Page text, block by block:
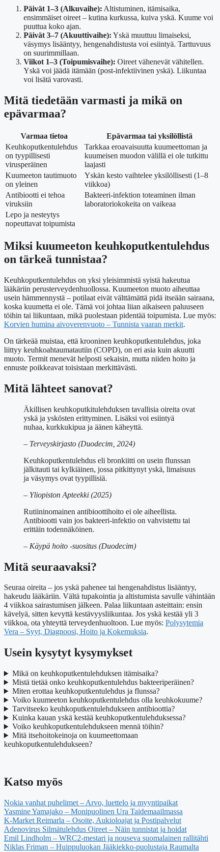
Päivät 1–3 (Alkuvaihe): Altistuminen, itämisaika,
ensimmäiset oireet – kutina kurkussa, kuiva yskä. Kuume voi
puuttua koko ajan.
Päivät 3–7 (Akuuttivaihe): Yskä muuttuu limaiseksi,
väsymys lisääntyy, hengenahdistusta voi esiintyä. Tarttuvuus
on suurimmillaan.
Viikot 1–3 (Toipumisvaihe): Oireet vähenevät vähitellen.
Yskä voi jäädä itämään (post-infektiivinen yskä). Liikuntaa
voi lisätä varovasti.
Mitä tiedetään varmasti ja mikä on
epävarmaa?
Varmaa tietoa
Epävarmaa tai yksilöllistä
Keuhkoputkentulehdus
on tyypillisesti
virusperäinen
Tarkkaa eroavaisuutta kuumeettoman ja
kuumeisen muodon välillä ei ole tutkittu
laajasti
Kuumeeton tautimuoto
on yleinen
Yskän kesto vaihtelee yksilöllisesti (1–8
viikkoa)
Antibiootti ei tehoa
viruksiin
Bakteeri-infektion toteaminen ilman
laboratoriokokeita on vaikeaa
Lepo ja nesteytys
nopeuttavat toipumista
Miksi kuumeeton keuhkoputkentulehdus
on tärkeä tunnistaa?
Keuhkoputkentulehdus on yksi yleisimmistä syistä hakeutua
lääkäriin perusterveydenhuollossa. Kuumeeton muoto aiheuttaa
usein hämmennystä – potilaat eivät välttämättä pidä itseään sairaana,
koska kuumetta ei ole. Tämä voi johtaa liian aikaiseen paluuseen
töihin tai liikuntaan, mikä puolestaan pidentää toipumista. Lue myös:
Korvien humina aivoverenvuoto – Tunnista vaaran merkit.
On tärkeää muistaa, että krooninen keuhkoputkentulehdus, joka
liittyy keuhkoahtaumatautiin (COPD), on eri asia kuin akuutti
muoto. Termit menevät helposti sekaisin, mutta niiden hoito ja
ennuste poikkeavat toisistaan merkittävästi.
Mitä lähteet sanovat?
Äkillisen keuhkoputkitulehduksen tavallisia oireita ovat
yskä ja yskösten erittyminen. Lisäksi voi esiintyä
nuhaa, kurkkukipua ja äänen käheyttä.
– Terveyskirjasto (Duodecim, 2024)
Keuhkoputkentulehdus eli bronkiitti on usein flunssan
jälkitauti tai kylkiäinen, jossa pitkittynyt yskä, limaisuus
ja väsymys ovat tyypillisiä.
– Yliopiston Apteekki (2025)
Rutiininomainen antibioottihoito ei ole aiheellista.
Antibiootti vain jos bakteeri-infektio on vahvistettu tai
erittäin todennäköinen.
– Käypä hoito -suositus (Duodecim)
Mitä seuraavaksi?
Seuraa oireita – jos yskä pahenee tai hengenahdistus lisääntyy,
hakeudu lääkäriin. Vältä tupakointia ja altistumista savulle vähintään
4 viikkoa sairastumisen jälkeen. Palaa liikuntaan asteittain: ensin
kävelyä, sitten kevyttä kestävyysliikuntaa. Jos yskä kestää yli 3
viikkoa, ota yhteyttä terveydenhuoltoon. Lue myös: Polysytemia
Vera – Syyt, Diagnoosi, Hoito ja Kokemuksia.
Usein kysytyt kysymykset
Mikä on keuhkoputkentulehduksen itämisaika?
Mistä tietää onko keuhkoputkentulehdus bakteeriperäinen?
Miten erottaa keuhkoputkentulehdus ja flunssa?
Voiko kuumeeton keuhkoputkentulehdus olla keuhkokuume?
Tarvitseeko keuhkoputkentulehdukseen antibioottia?
Kuinka kauan yskä kestää keuhkoputkentulehduksessa?
Voiko keuhkoputkentulehdukseen mennä töihin?
Mitä itsehoitokeinoja on kuumeettomaan
keuhkoputkentulehdukseen?
Katso myös
Nokia vanhat puhelimet – Arvo, luettelo ja myyntipaikat
Yasmine Yamajako – Monipuolinen Ura Taidemaailmassa
K-Market Reimarla – Osoite, Aukioloajat ja Postipalvelut
Adenovirus Silmätulehdus Oireet – Näin tunnistat ja hoidat
Emil Lindholm – WRC2-mestari ja nouseva suomalainen rallitähti
Niklas Friman – Huippuluokan Jääkiekko-puolustaja Raumalta